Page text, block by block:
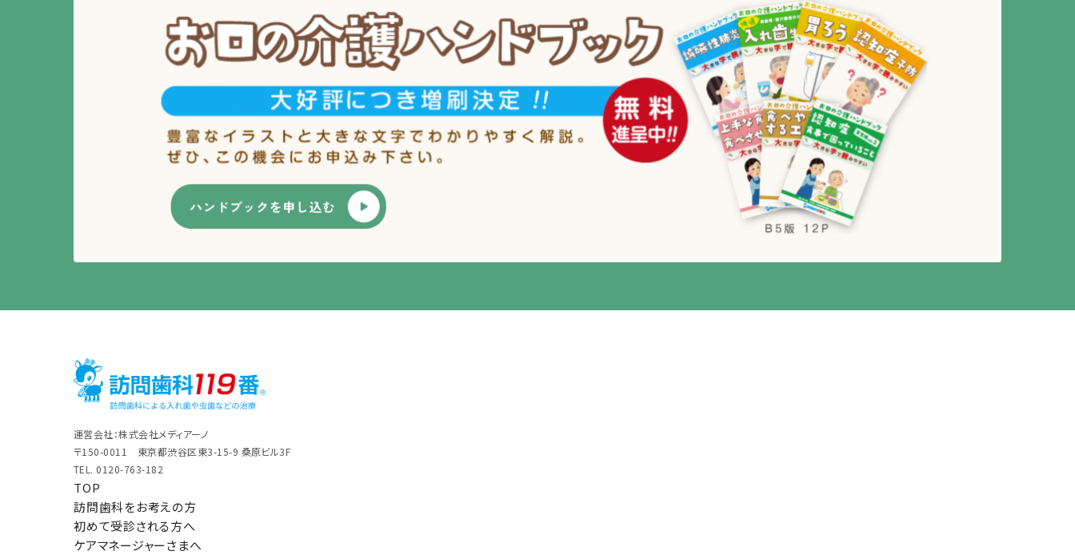
運営会社：株式会社メディアーノ
〒150-0011 東京都渋谷区東3-15-9 桑原ビル3F
TEL. 0120-763-182
TOP
訪問歯科をお考えの方
初めて受診される方へ
ケアマネージャーさまへ